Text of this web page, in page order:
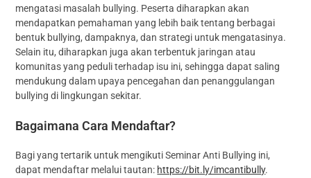
mengatasi masalah bullying. Peserta diharapkan akan
mendapatkan pemahaman yang lebih baik tentang berbagai
bentuk bullying, dampaknya, dan strategi untuk mengatasinya.
Selain itu, diharapkan juga akan terbentuk jaringan atau
komunitas yang peduli terhadap isu ini, sehingga dapat saling
mendukung dalam upaya pencegahan dan penanggulangan
bullying di lingkungan sekitar.
Bagaimana Cara Mendaftar?
Bagi yang tertarik untuk mengikuti Seminar Anti Bullying ini,
dapat mendaftar melalui tautan: https://bit.ly/imcantibully.